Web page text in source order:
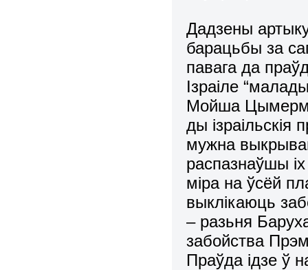
Дадзены
барацьбы за
павага да
Ізраіле
Мойша
ды ізраільскія
мужна
распазнаўшы
міра на ўсёй
выклікаюць
– разьня
забойства
Праўда ідзе ў